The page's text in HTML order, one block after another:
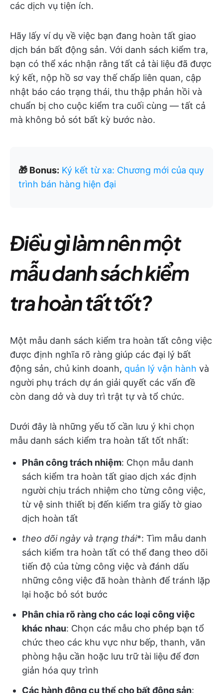
các dịch vụ tiện ích.
Hãy lấy ví dụ về việc bạn đang hoàn tất giao
dịch bán bất động sản. Với danh sách kiểm tra,
bạn có thể xác nhận rằng tất cả tài liệu đã được
ký kết, nộp hồ sơ vay thế chấp liên quan, cập
nhật báo cáo trạng thái, thu thập phản hồi và
chuẩn bị cho cuộc kiểm tra cuối cùng — tất cả
mà không bỏ sót bất kỳ bước nào.
🎁 Bonus: Ký kết từ xa: Chương mới của quy
trình bán hàng hiện đại
Điều gì làm nên một
mẫu danh sách kiểm
tra hoàn tất tốt?
Một mẫu danh sách kiểm tra hoàn tất công việc
được định nghĩa rõ ràng giúp các đại lý bất
động sản, chủ kinh doanh, quản lý vận hành và
người phụ trách dự án giải quyết các vấn đề
còn dang dở và duy trì trật tự và tổ chức.
Dưới đây là những yếu tố cần lưu ý khi chọn
mẫu danh sách kiểm tra hoàn tất tốt nhất:
Phân công trách nhiệm: Chọn mẫu danh
sách kiểm tra hoàn tất giao dịch xác định
người chịu trách nhiệm cho từng công việc,
từ vệ sinh thiết bị đến kiểm tra giấy tờ giao
dịch hoàn tất
theo dõi ngày và trạng thái*: Tìm mẫu danh
sách kiểm tra hoàn tất có thể đang theo dõi
tiến độ của từng công việc và đánh dấu
những công việc đã hoàn thành để tránh lặp
lại hoặc bỏ sót bước
Phân chia rõ ràng cho các loại công việc
khác nhau: Chọn các mẫu cho phép bạn tổ
chức theo các khu vực như bếp, thanh, văn
phòng hậu cần hoặc lưu trữ tài liệu để đơn
giản hóa quy trình
Các hành động cụ thể cho bất động sản: